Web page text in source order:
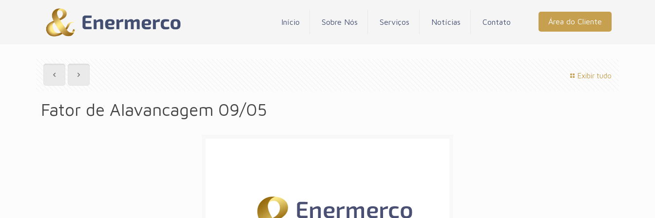
Início Sobre Nós Serviços Notícias Contato Área do Cliente
Exibir tudo
Fator de Alavancagem 09/05